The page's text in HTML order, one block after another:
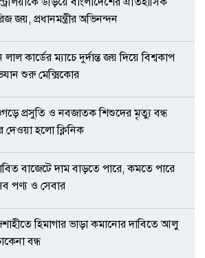
জয়, প্রধানমন্ত্রীর অভিনন্দন
লাল কার্ডের ম্যাচে দুর্দান্ত জয় দিয়ে বিশ্বকাপ
শুরু মেক্সিকোর
প্রসুতি ও নবজাতক শিশুদের মৃত্যু বন্ধ
দেওয়া হলো ক্লিনিক
বাজেটে দাম বাড়তে পারে, কমতে পারে
পণ্য ও সেবার
হিমাগার ভাড়া কমানোর দাবিতে আলু
বন্ধ